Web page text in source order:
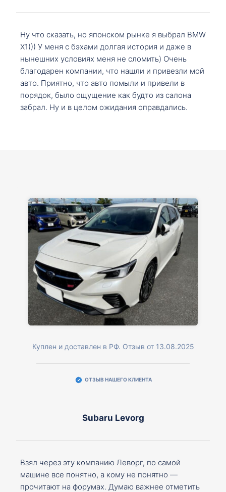
Ну что сказать, но японском рынке я выбрал BMW
X1))) У меня с бэхами долгая история и даже в
нынешних условиях меня не сломить) Очень
благодарен компании, что нашли и привезли мой
авто. Приятно, что авто помыли и привели в
порядок, было ощущение как будто из салона
забрал. Ну и в целом ожидания оправдались.
Куплен и доставлен в РФ. Отзыв от 13.08.2025
ОТЗЫВ НАШЕГО КЛИЕНТА
Subaru Levorg
Взял через эту компанию Леворг, по самой
машине все понятно, а кому не понятно —
прочитают на форумах. Думаю важнее отметить